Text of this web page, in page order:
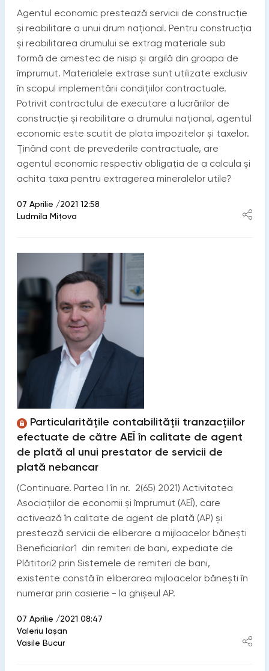
Agentul economic prestează servicii de construcție
și reabilitare a unui drum național. Pentru construcția
și reabilitarea drumului se extrag materiale sub
formă de amestec de nisip și argilă din groapa de
împrumut. Materialele extrase sunt utilizate exclusiv
în scopul implementării condițiilor contractuale.
Potrivit contractului de executare a lucrărilor de
construcție și reabilitare a drumului național, agentul
economic este scutit de plata impozitelor și taxelor.
Ținând cont de prevederile contractuale, are
agentul economic respectiv obligația de a calcula și
achita taxa pentru extragerea mineralelor utile?
07 Aprilie /2021 12:58
Ludmila Mițova
Particularitățile contabilității tranzacțiilor
efectuate de către AEÎ în calitate de agent
de plată al unui prestator de servicii de
plată nebancar
(Continuare. Partea I în nr. 2(65) 2021) Activitatea
Asociațiilor de economii și împrumut (AEÎ), care
activează în calitate de agent de plată (AP) și
prestează servicii de eliberare a mijloacelor bănești
Beneficiarilor1 din remiteri de bani, expediate de
Plătitori2 prin Sistemele de remiteri de bani,
existente constă în eliberarea mijloacelor bănești în
numerar prin casierie - la ghișeul AP.
07 Aprilie /2021 08:47
Valeriu Iașan
Vasile Bucur